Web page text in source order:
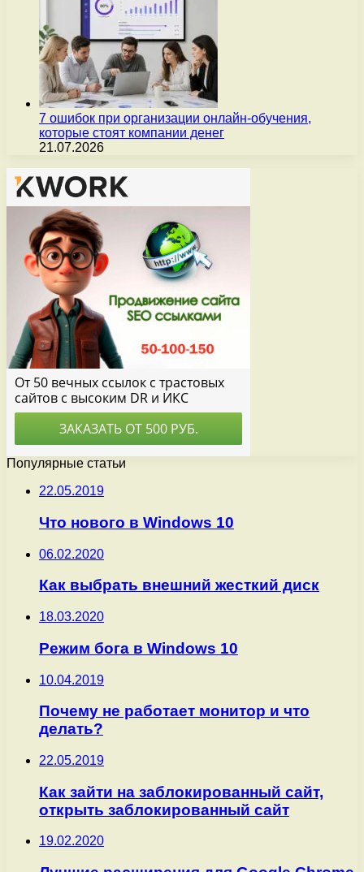
7 ошибок при организации онлайн-обучения,
которые стоят компании денег
21.07.2026
Популярные статьи
22.05.2019
Что нового в Windows 10
06.02.2020
Как выбрать внешний жесткий диск
18.03.2020
Режим бога в Windows 10
10.04.2019
Почему не работает монитор и что
делать?
22.05.2019
Как зайти на заблокированный сайт,
открыть заблокированный сайт
19.02.2020